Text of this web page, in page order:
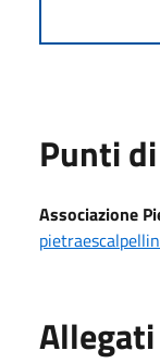
Punti
Associazione
Allegati